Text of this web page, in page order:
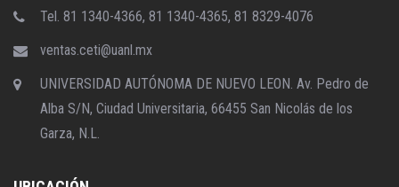
Tel. 81 1340-4366, 81 1340-4365, 81 8329-4076
ventas.ceti@uanl.mx
UNIVERSIDAD AUTÓNOMA DE NUEVO LEON. Av. Pedro de
Alba S/N, Ciudad Universitaria, 66455 San Nicolás de los
Garza, N.L.